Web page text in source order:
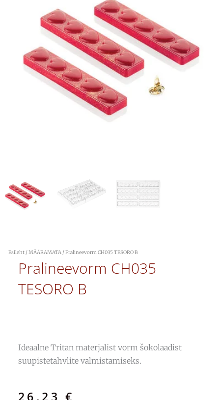
Esileht /MÄÄRAMATA / Pralineevorm CH035 TESORO B
Pralineevorm CH035
TESORO B
Ideaalne Tritan materjalist vorm šokolaadist
suupistetahvlite valmistamiseks.
26,23€